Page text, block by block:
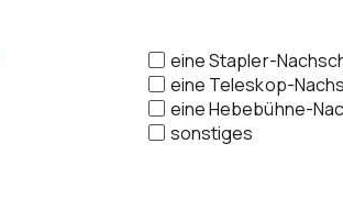
eine Stapler-
eine Teleskop-
eine Hebebühne-
sonstiges